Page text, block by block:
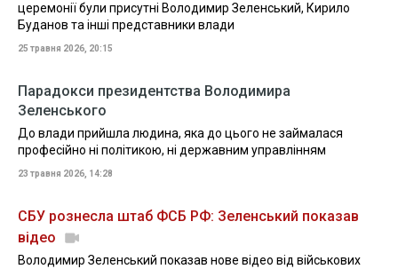
церемонії були присутні Володимир Зеленський, Кирило
Буданов та інші представники влади
25 травня 2026, 20:15
Парадокси президентства Володимира
Зеленського
До влади прийшла людина, яка до цього не займалася
професійно ні політикою, ні державним управлінням
23 травня 2026, 14:28
СБУ рознесла штаб ФСБ РФ: Зеленський показав
відео
Володимир Зеленський показав нове відео від військових